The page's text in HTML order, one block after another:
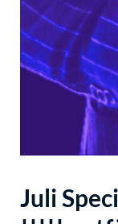
Juli